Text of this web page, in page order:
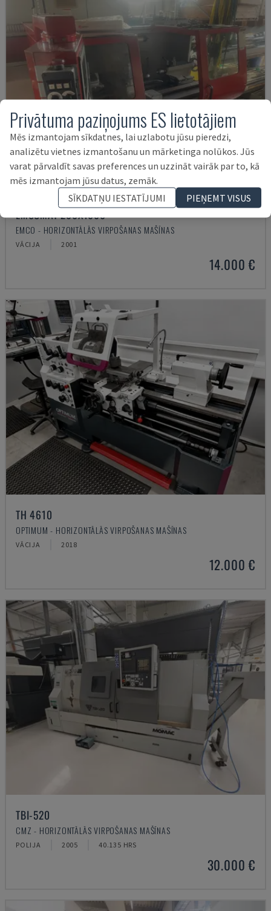
EMCOMAT 200X1000
EMCO - HORIZONTĀLĀS VIRPOŠANAS MAŠĪNAS
VĀCIJA 2001
14.000 €
TH 4610
OPTIMUM - HORIZONTĀLĀS VIRPOŠANAS MAŠĪNAS
VĀCIJA 2018
12.000 €
TBI-520
CMZ - HORIZONTĀLĀS VIRPOŠANAS MAŠĪNAS
POLIJA 2005 40.135 HRS
30.000 €
Privātuma paziņojums ES lietotājiem
Mēs izmantojam sīkdatnes, lai uzlabotu jūsu pieredzi,
analizētu vietnes izmantošanu un mārketinga nolūkos. Jūs
varat pārvaldīt savas preferences un uzzināt vairāk par to, kā
mēs izmantojam jūsu datus, zemāk.
SĪKDATŅU IESTATĪJUMI
PIEŅEMT VISUS